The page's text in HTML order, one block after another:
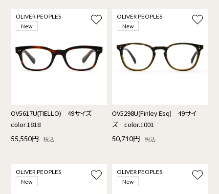
OLIVER PEOPLES
New
OV5617U(TIELLO) 49サイズ
color.1818
55,550円 税込
OLIVER PEOPLES
New
OV5298U(Finley Esq) 49サイ
ズ color.1001
50,710円 税込
OLIVER PEOPLES
New
OLIVER PEOPLES
New